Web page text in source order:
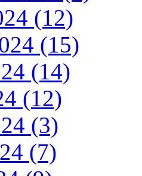
(12)
(15)
(14)
(12)
(3)
(7)